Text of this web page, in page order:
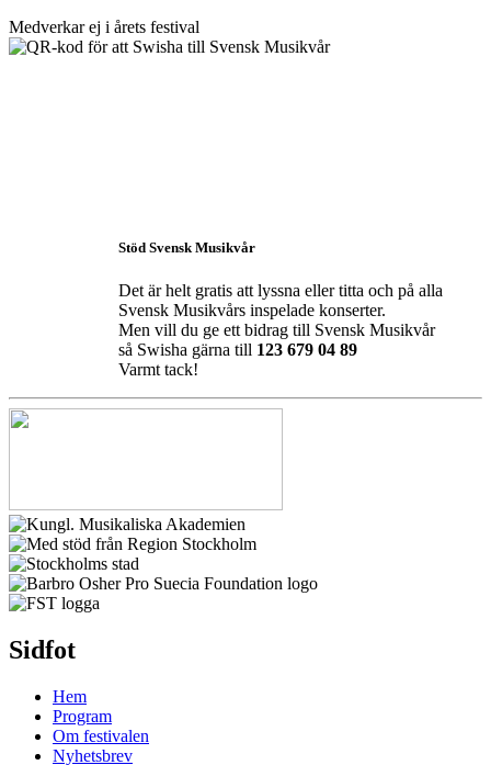
Medverkar ej i årets festival
Stöd Svensk Musikvår
Det är helt gratis att lyssna eller titta och på alla
Svensk Musikvårs inspelade konserter.
Men vill du ge ett bidrag till Svensk Musikvår
så Swisha gärna till 123 679 04 89
Varmt tack!
Sidfot
Hem
Program
Om festivalen
Nyhetsbrev